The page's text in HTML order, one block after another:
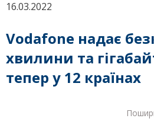
16.03.2022
Vodafone надає
хвилини та
тепер у 12 країнах